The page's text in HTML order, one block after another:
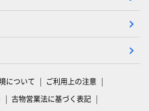
について
ご利用上の注意
古物営業法に基づく表記